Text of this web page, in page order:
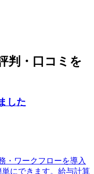
判・口コミを
した
・ワークフローを導入
にできます。給与計算